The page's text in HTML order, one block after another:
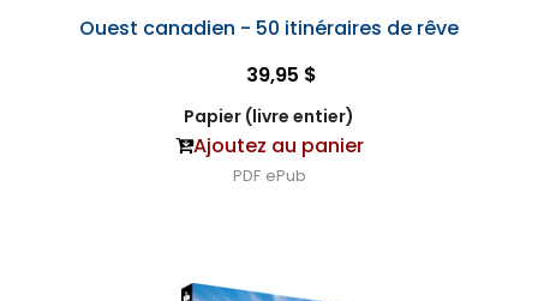
Ouest canadien - 50 itinéraires de rêve
39,95 $
Papier (livre entier)
Ajoutez au panier
PDF ePub